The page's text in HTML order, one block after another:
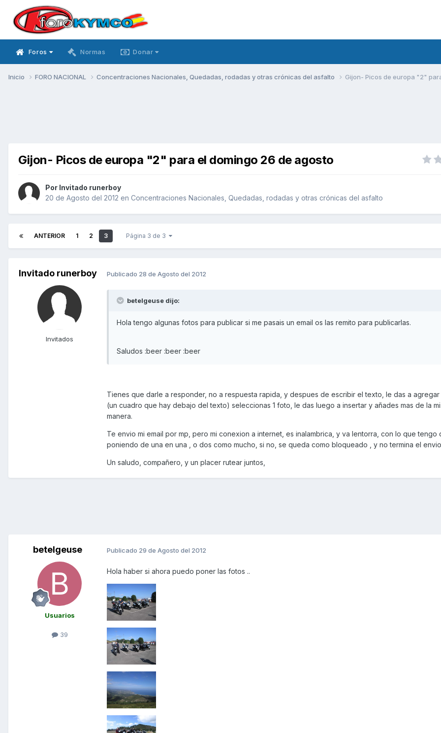
Foros Normas Donar
Inicio FORO NACIONAL Concentraciones Nacionales, Quedadas, rodadas y otras crónicas del asfalto Gijon- Picos de europa "2"
Gijon- Picos de europa "2" para el domingo 26 de agosto
Por Invitado runerboy
20 de Agosto del 2012 en Concentraciones Nacionales, Quedadas, rodadas y otras crónicas del asfalto
ANTERIOR 1 2 3 Página 3 de 3
Invitado runerboy
Invitados
Publicado 28 de Agosto del 2012
betelgeuse dijo:
Hola tengo algunas fotos para publicar si me pasais un email os las remito para publicarlas.
Saludos :beer :beer :beer
Tienes que darle a responder, no a respuesta rapida, y despues de escribir el texto, le das a
(un cuadro que hay debajo del texto) seleccionas 1 foto, le das luego a insertar y añades mas de la
manera.
Te envio mi email por mp, pero mi conexion a internet, es inalambrica, y va lentorra, con lo que tengo
poniendo de una en una , o dos como mucho, si no, se queda como bloqueado , y no termina el
Un saludo, compañero, y un placer rutear juntos,
betelgeuse
Usuarios
39
Publicado 29 de Agosto del 2012
Hola haber si ahora puedo poner las fotos ..